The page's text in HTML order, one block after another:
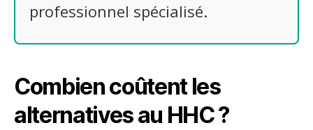
professionnel spécialisé.
Combien coûtent les
alternatives au HHC ?